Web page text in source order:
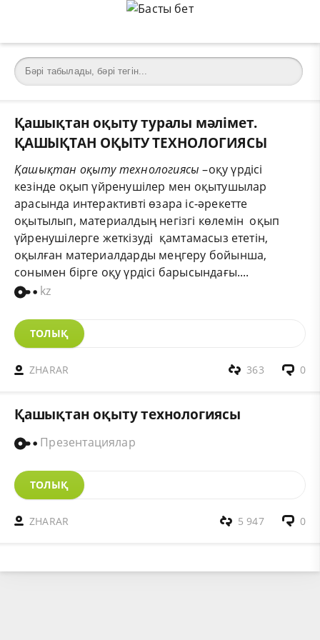
Қашықтан оқыту туралы мәлімет.
ҚАШЫҚТАН ОҚЫТУ ТЕХНОЛОГИЯСЫ
Қашықтан оқыту технологиясы –оқу үрдісі
кезінде оқып үйренушілер мен оқытушылар
арасында интерактивті өзара іс-әрекетте
оқытылып, материалдың негізгі көлемін оқып
үйренушілерге жеткізуді қамтамасыз ететін,
оқылған материалдарды меңгеру бойынша,
сонымен бірге оқу үрдісі барысындағы....
kz
ТОЛЫҚ
ZHARAR 0
363
Қашықтан оқыту технологиясы
Презентациялар
ТОЛЫҚ
ZHARAR 0
5 947